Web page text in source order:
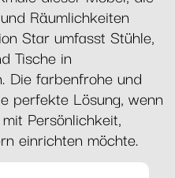
Räumlichkeiten
Star umfasst Stühle,
Tische in
Die farbenfrohe und
perfekte Lösung, wenn
Persönlichkeit,
einrichten möchte.